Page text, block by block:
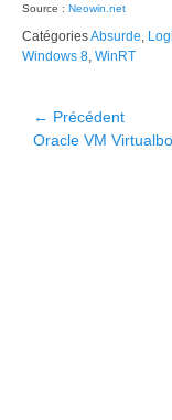
Source : Neowin.net
CatégoriesAbsurde
Windows 8 WinRT
Navigation
de
← Précédent
Article
Oracle VM